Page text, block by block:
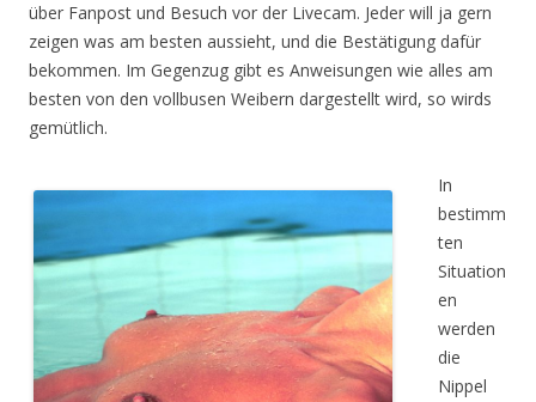
über Fanpost und Besuch vor der Livecam. Jeder will ja gern
zeigen was am besten aussieht, und die Bestätigung dafür
bekommen. Im Gegenzug gibt es Anweisungen wie alles am
besten von den vollbusen Weibern dargestellt wird, so wirds
gemütlich.
In
bestimm
ten
Situation
en
werden
die
Nippel